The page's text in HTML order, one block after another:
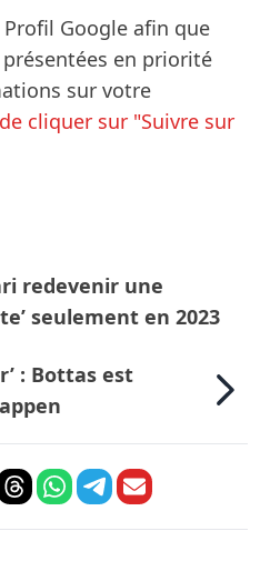
Google afin que
en priorité
sur votre
cliquer sur "Suivre sur
redevenir une
seulement en 2023
: Bottas est